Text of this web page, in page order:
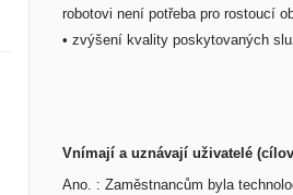
robotovi není potřeba pro rostoucí
• zvýšení kvality poskytovaných
Vnímají a uznávají uživatelé
Ano. : Zaměstnancům byla